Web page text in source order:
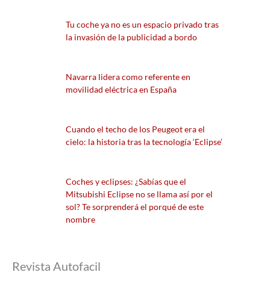
Tu coche ya no es un espacio privado tras
la invasión de la publicidad a bordo
Navarra lidera como referente en
movilidad eléctrica en España
Cuando el techo de los Peugeot era el
cielo: la historia tras la tecnología ‘Eclipse’
Coches y eclipses: ¿Sabías que el
Mitsubishi Eclipse no se llama así por el
sol? Te sorprenderá el porqué de este
nombre
Revista Autofacil